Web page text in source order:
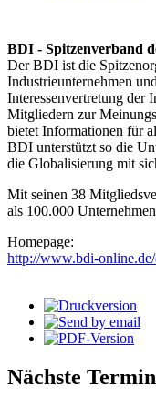
BDI - Spitzenverband
Der BDI ist die
Industrieunternehmen
Interessenvertretung der
Mitgliedern zur
bietet Informationen für
BDI unterstützt so die
die Globalisierung mit
Mit seinen 38
als 100.000
Homepage:
http://www.bdi-
Nächste